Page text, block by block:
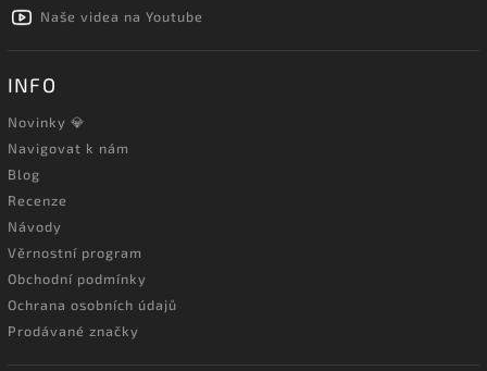
Naše videa na Youtube
INFO
Novinky 💎
Navigovat k nám
Blog
Recenze
Návody
Věrnostní program
Obchodní podmínky
Ochrana osobních údajů
Prodávané značky